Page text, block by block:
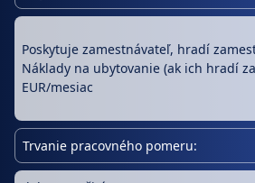
Poskytuje zamestnávateľ, hradí
Náklady na ubytovanie (ak ich hradí
EUR/mesiac
Trvanie pracovného pomeru: